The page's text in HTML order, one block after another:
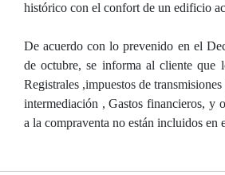
histórico con el confort de un edificio
De acuerdo con lo prevenido en el
de octubre, se informa al cliente que
Registrales ,impuestos de
intermediación , Gastos financieros, y
a la compraventa no están incluidos en